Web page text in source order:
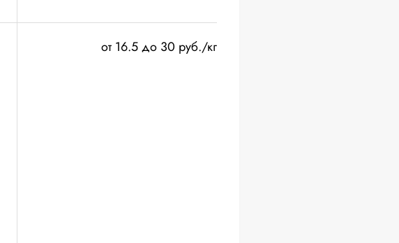
от 16.5 до 30 руб./кг